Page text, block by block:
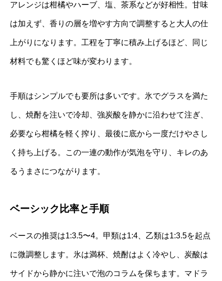
アレンジは柑橘やハーブ、塩、茶系などが好相性。甘味
は加えず、香りの層を増やす方向で調整すると大人の仕
上がりになります。工程を丁寧に積み上げるほど、同じ
材料でも驚くほど味が変わります。
手順はシンプルでも要所は多いです。氷でグラスを満た
し、焼酎を注いで冷却、強炭酸を静かに沿わせて注ぎ、
必要なら柑橘を軽く搾り、最後に底から一度だけやさし
く持ち上げる。この一連の動作が気泡を守り、キレのあ
るうまさにつながります。
ベーシック比率と手順
ベースの推奨は1:3.5〜4。甲類は1:4、乙類は1:3.5を起点
に微調整します。氷は満杯、焼酎はよく冷やし、炭酸は
サイドから静かに注いで泡のコラムを保ちます。マドラ